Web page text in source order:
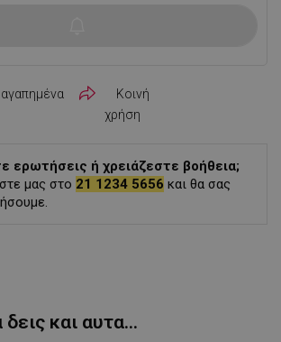
Κοινή
χρήση
ερωτήσεις ή χρειάζεστε βοήθεια;
μας στο 21 1234 5656 και θα σας
και αυτα...